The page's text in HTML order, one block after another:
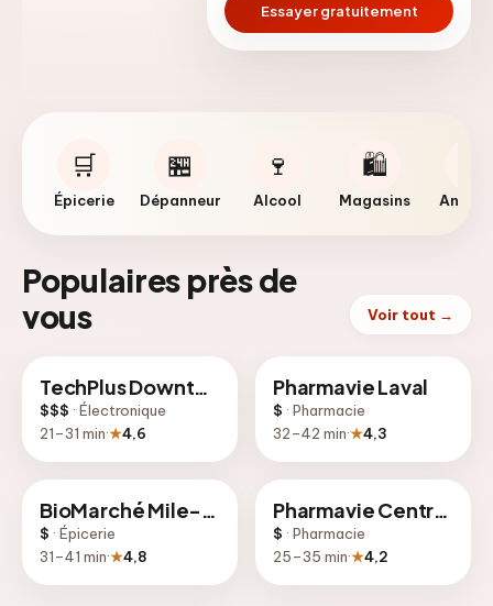
Essayer gratuitement
🛒
Épicerie
🏪
Dépanneur
🍷
Alcool
🛍️
Magasins
Populaires près de
vous
Voir tout →
TechPlus Downtown
$$$ · Électronique
21–31 min·★4,6
Pharmavie Laval
$ · Pharmacie
32–42 min·★4,3
BioMarché Mile-End
$ · Épicerie
31–41 min·★4,8
Pharmavie Centre-Ville
$ · Pharmacie
25–35 min·★4,2